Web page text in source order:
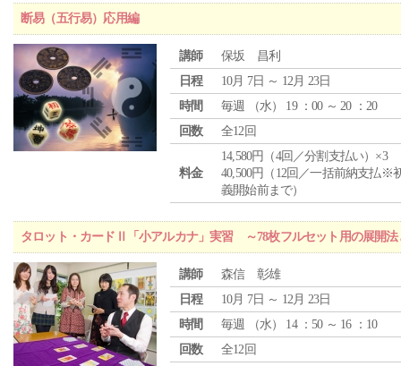
断易（五行易）応用編
講師
保坂 昌利
日程
10月 7日 ～ 12月 23日
時間
毎週 （水） 19 ：00 ～ 20 ：20
回数
全12回
料金
14,580円（4回／分割支払い）×3
40,500円（12回／一括前納支払※
義開始前まで）
タロット・カードⅡ「小アルカナ」実習 ～78枚フルセット用の展開法
講師
森信 彰雄
日程
10月 7日 ～ 12月 23日
時間
毎週 （水） 14 ：50 ～ 16 ：10
回数
全12回